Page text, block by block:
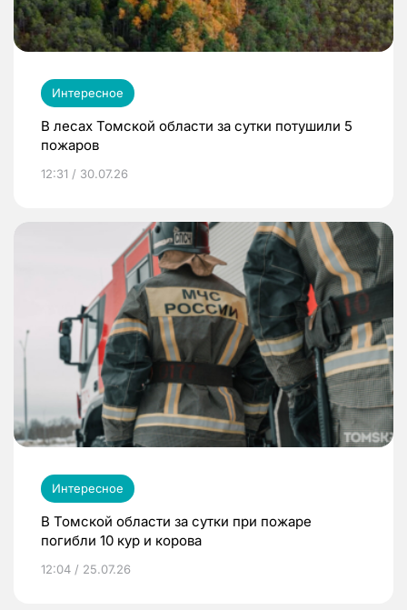
Интересное
В лесах Томской области за сутки потушили 5
пожаров
12:31 / 30.07.26
Интересное
В Томской области за сутки при пожаре
погибли 10 кур и корова
12:04 / 25.07.26